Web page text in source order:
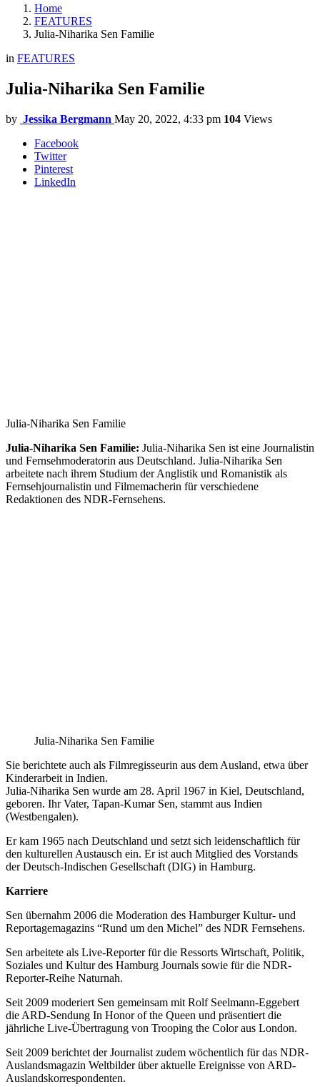
Home
FEATURES
Julia-Niharika Sen Familie
in FEATURES
Julia-Niharika Sen Familie
by Jessika Bergmann May 20, 2022, 4:33 pm 104 Views
Facebook
Twitter
Pinterest
LinkedIn
Julia-Niharika Sen Familie
Julia-Niharika Sen Familie: Julia-Niharika Sen ist eine Journalistin
und Fernsehmoderatorin aus Deutschland. Julia-Niharika Sen
arbeitete nach ihrem Studium der Anglistik und Romanistik als
Fernsehjournalistin und Filmemacherin für verschiedene
Redaktionen des NDR-Fernsehens.
Julia-Niharika Sen Familie
Sie berichtete auch als Filmregisseurin aus dem Ausland, etwa über
Kinderarbeit in Indien.
Julia-Niharika Sen wurde am 28. April 1967 in Kiel, Deutschland,
geboren. Ihr Vater, Tapan-Kumar Sen, stammt aus Indien
(Westbengalen).
Er kam 1965 nach Deutschland und setzt sich leidenschaftlich für
den kulturellen Austausch ein. Er ist auch Mitglied des Vorstands
der Deutsch-Indischen Gesellschaft (DIG) in Hamburg.
Karriere
Sen übernahm 2006 die Moderation des Hamburger Kultur- und
Reportagemagazins “Rund um den Michel” des NDR Fernsehens.
Sen arbeitete als Live-Reporter für die Ressorts Wirtschaft, Politik,
Soziales und Kultur des Hamburg Journals sowie für die NDR-
Reporter-Reihe Naturnah.
Seit 2009 moderiert Sen gemeinsam mit Rolf Seelmann-Eggebert
die ARD-Sendung In Honor of the Queen und präsentiert die
jährliche Live-Übertragung von Trooping the Color aus London.
Seit 2009 berichtet der Journalist zudem wöchentlich für das NDR-
Auslandsmagazin Weltbilder über aktuelle Ereignisse von ARD-
Auslandskorrespondenten.